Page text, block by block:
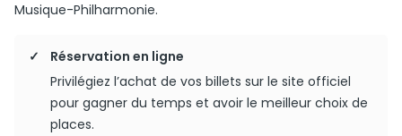
Musique-Philharmonie.
Réservation en ligne
Privilégiez l’achat de vos billets sur le site officiel
pour gagner du temps et avoir le meilleur choix de
places.